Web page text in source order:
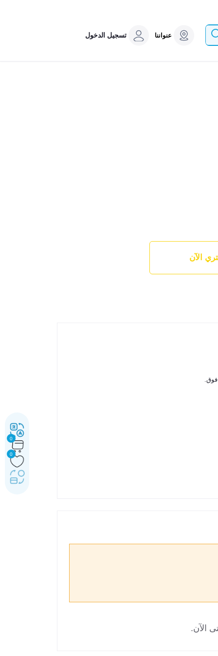
عنواننا تسجيل الدخول
0
0
الآن
الآن.